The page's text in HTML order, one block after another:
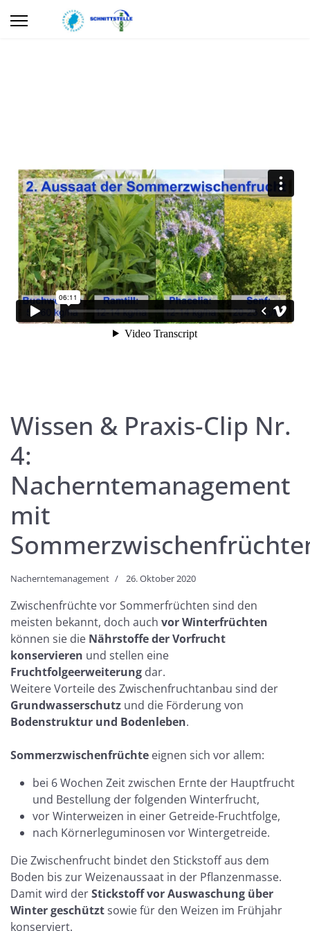
Wissen & Praxis-Clip Nr.
4:
Nacherntemanagement
mit
Nacherntemanagement 26. Oktober 2020
Zwischenfrüchte vor Sommerfrüchten sind den
meisten bekannt, doch auch vor Winterfrüchten
können sie die Nährstoffe der Vorfrucht
konservieren und stellen eine
Fruchtfolgeerweiterung dar.
Weitere Vorteile des Zwischenfruchtanbau sind der
Grundwasserschutz und die Förderung von
Bodenstruktur und Bodenleben.
Sommerzwischenfrüchte eignen sich vor allem:
bei 6 Wochen Zeit zwischen Ernte der Hauptfrucht
und Bestellung der folgenden Winterfrucht,
vor Winterweizen in einer Getreide-Fruchtfolge,
nach Körnerleguminosen vor Wintergetreide.
Die Zwischenfrucht bindet den Stickstoff aus dem
Boden bis zur Weizenaussaat in der Pflanzenmasse.
Damit wird derStickstoff vor Auswaschung über
Winter geschütztsowie für den Weizen im Frühjahr
konserviert.